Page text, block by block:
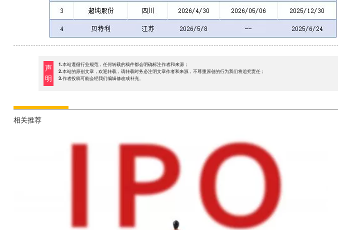
声
明
1.本站遵循行业规范，任何转载的稿件都会明确标注作者和来源；
2.本站的原创文章，欢迎转载，请转载时务必注明文章作者和来源，不尊重原创的行为我们将追究责任；
3.作者投稿可能会经我们编辑修改或补充。
相关推荐